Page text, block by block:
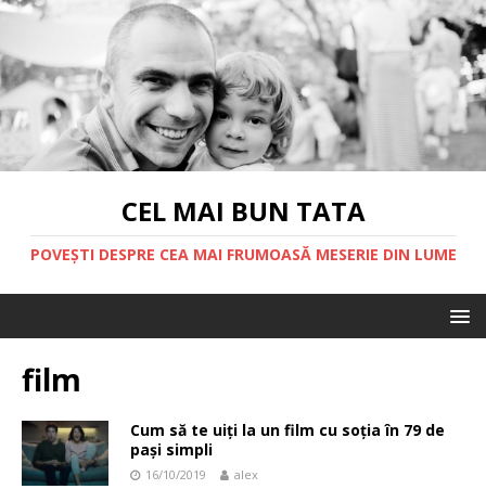
CEL MAI BUN TATA
POVEȘTI DESPRE CEA MAI FRUMOASĂ MESERIE DIN LUME
film
Cum să te uiți la un film cu soția în 79 de
pași simpli
16/10/2019 alex